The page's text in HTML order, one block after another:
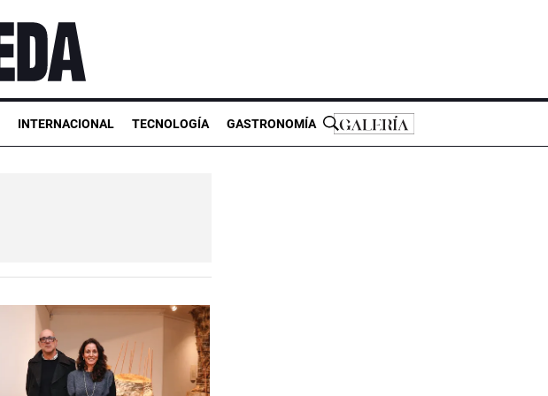
INTERNACIONAL TECNOLOGÍA GASTRONOMÍA